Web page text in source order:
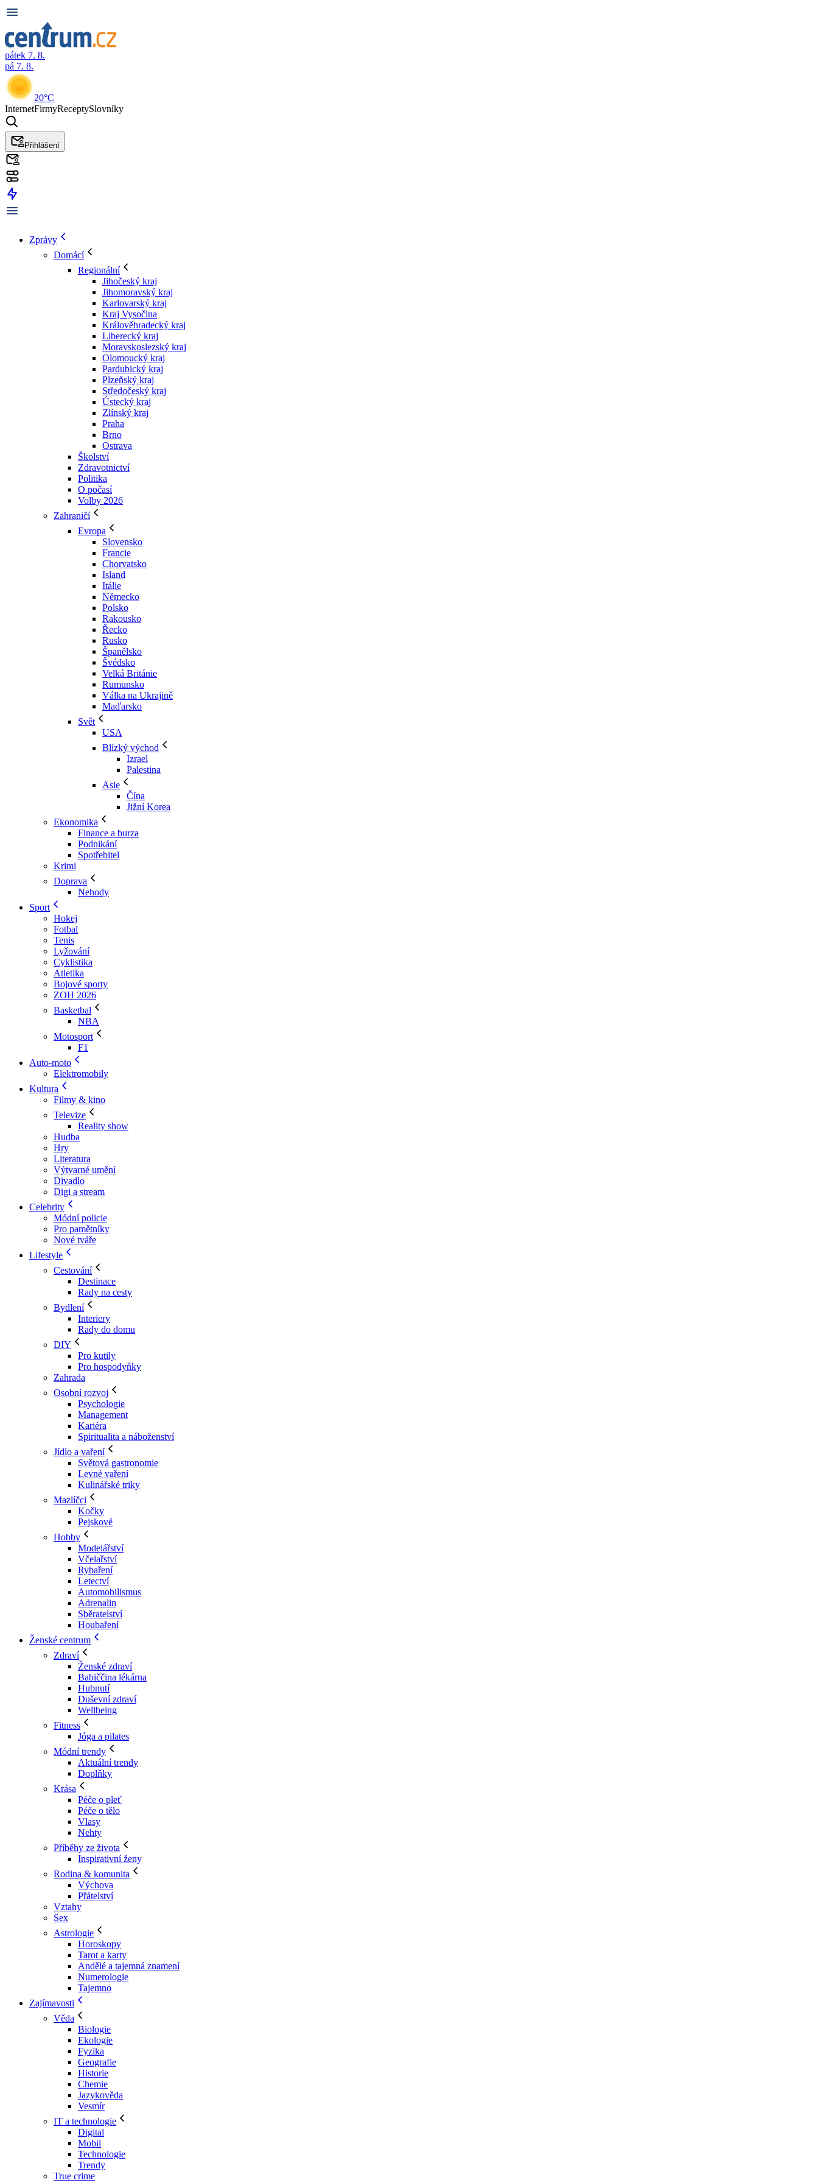
pátek 7. 8.
pá 7. 8.
20°C
InternetFirmyReceptySlovníky
Přihlášení
Zprávy
Domácí
Regionální
Jihočeský kraj
Jihomoravský kraj
Karlovarský kraj
Kraj Vysočina
Králověhradecký kraj
Liberecký kraj
Moravskoslezský kraj
Olomoucký kraj
Pardubický kraj
Plzeňský kraj
Středočeský kraj
Ústecký kraj
Zlínský kraj
Praha
Brno
Ostrava
Školství
Zdravotnictví
Politika
O počasí
Volby 2026
Zahraničí
Evropa
Slovensko
Francie
Chorvatsko
Island
Itálie
Německo
Polsko
Rakousko
Řecko
Rusko
Španělsko
Švédsko
Velká Británie
Rumunsko
Válka na Ukrajině
Maďarsko
Svět
USA
Blízký východ
Izrael
Palestina
Asie
Čína
Jižní Korea
Ekonomika
Finance a burza
Podnikání
Spotřebitel
Krimi
Doprava
Nehody
Sport
Hokej
Fotbal
Tenis
Lyžování
Cyklistika
Atletika
Bojové sporty
ZOH 2026
Basketbal
NBA
Motosport
F1
Auto-moto
Elektromobily
Kultura
Filmy & kino
Televize
Reality show
Hudba
Hry
Literatura
Výtvarné umění
Divadlo
Digi a stream
Celebrity
Módní policie
Pro pamětníky
Nové tváře
Lifestyle
Cestování
Destinace
Rady na cesty
Bydlení
Interiery
Rady do domu
DIY
Pro kutily
Pro hospodyňky
Zahrada
Osobní rozvoj
Psychologie
Management
Kariéra
Spiritualita a náboženství
Jídlo a vaření
Světová gastronomie
Levné vaření
Kulinářské triky
Mazlíčci
Kočky
Pejskové
Hobby
Modelářství
Včelařství
Rybaření
Letectví
Automobilismus
Adrenalin
Sběratelství
Houbaření
Ženské centrum
Zdraví
Ženské zdraví
Babiččina lékárna
Hubnutí
Duševní zdraví
Wellbeing
Fitness
Jóga a pilates
Módní trendy
Aktuální trendy
Doplňky
Krása
Péče o pleť
Péče o tělo
Vlasy
Nehty
Příběhy ze života
Inspirativní ženy
Rodina & komunita
Výchova
Přátelství
Vztahy
Sex
Astrologie
Horoskopy
Tarot a karty
Andělé a tajemná znamení
Numerologie
Tajemno
Zajímavosti
Věda
Biologie
Ekologie
Fyzika
Geografie
Historie
Chemie
Jazykověda
Vesmír
IT a technologie
Digital
Mobil
Technologie
Trendy
True crime